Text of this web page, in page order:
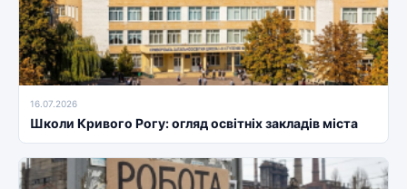
16.07.2026
Школи Кривого Рогу: огляд освітніх закладів міста